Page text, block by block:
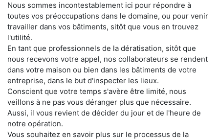
Nous sommes incontestablement ici pour répondre à
toutes vos préoccupations dans le domaine, ou pour venir
travailler dans vos bâtiments, sitôt que vous en trouvez
l'utilité.
En tant que professionnels de la dératisation, sitôt que
nous recevons votre appel, nos collaborateurs se rendent
dans votre maison ou bien dans les bâtiments de votre
entreprise, dans le but d'inspecter les lieux.
Conscient que votre temps s'avère être limité, nous
veillons à ne pas vous déranger plus que nécessaire.
Aussi, il vous revient de décider du jour et de l'heure de
notre opération.
Vous souhaitez en savoir plus sur le processus de la